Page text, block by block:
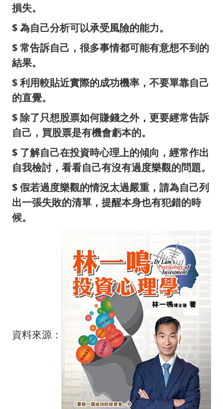
損失。
$為自己分析可以承受風險的能力。
$常告訴自己，很多事情都可能有意想不到的
結果。
$利用較貼近實際的成功機率，不要單靠自己
的直覺。
$ 除了只想股票如何賺錢之外，更要經常告訴
自己，買股票是有機會虧本的。
$ 了解自己在投資時心理上的傾向，經常作出
自我檢討，看看自己有沒有過度樂觀的問題。
$假若過度樂觀的情況太過嚴重，請為自己列
出一張失敗的清單，提醒本身也有犯錯的時
候。
資料來源：